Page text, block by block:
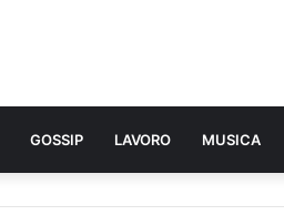
GOSSIP LAVORO MUSICA